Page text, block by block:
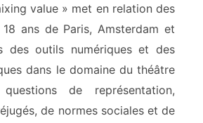
value » met en relation des
ans de Paris, Amsterdam et
des outils numériques et des
dans le domaine du théâtre
de représentation,
de normes sociales et de